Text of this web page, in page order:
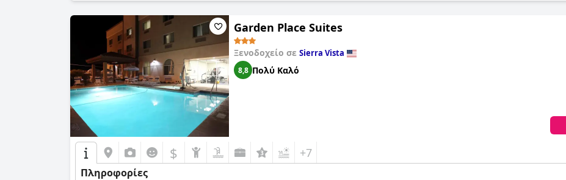
Garden Place Suites
Ξενοδοχείο σε Sierra Vista
8,8 Πολύ Καλό
$ +7
Πληροφορίες